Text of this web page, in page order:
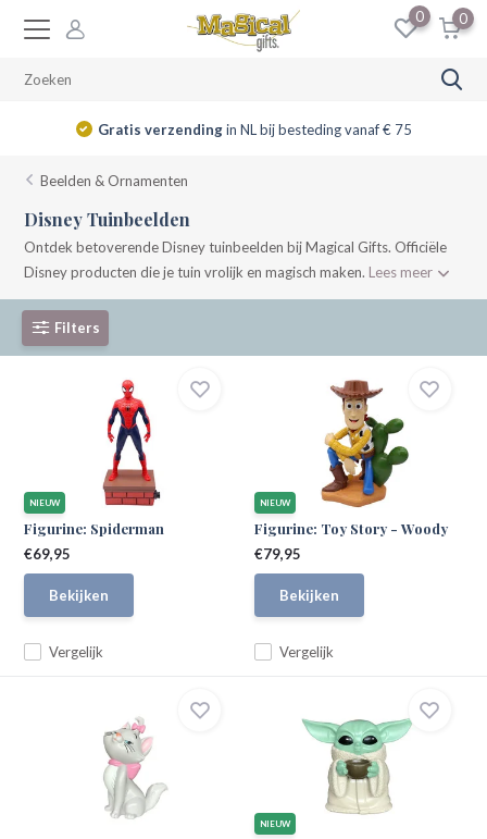
0 0
Gratis verzendingin NL bij besteding vanaf € 75
Beelden & Ornamenten
Disney Tuinbeelden
Ontdek betoverende Disney tuinbeelden bij Magical Gifts. Officiële
Disney producten die je tuin vrolijk en magisch maken. Lees meer
Filters
NIEUW
Figurine: Spiderman
Vergelijk
€69,95
Bekijken
NIEUW
Figurine: Toy Story - Woody
Vergelijk
€79,95
Bekijken
NIEUW